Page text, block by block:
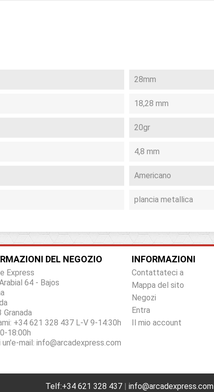
28mm
18,28 mm
20gr
4,8 mm
Americano
plancia metallica
DEL NEGOZIO
Express
64 - Bajos
Granada
+34 621 328 437 L-V 9-14:30h
18:00h
un'e-mail: info@arcadexpress.com
INFORMAZIONI
Contattateci a
Mappa del sito
Negozi
Entra
Il mio account
Telf:+34 621 328 437| info@arcadexpress.com